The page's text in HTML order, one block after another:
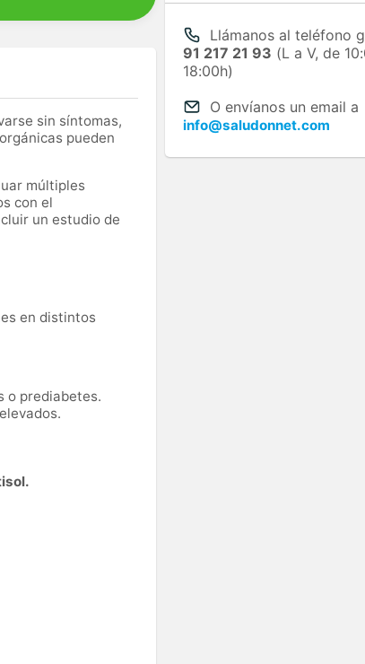
sin síntomas,
pueden
múltiples
con el
un estudio de
en distintos
o prediabetes.
Llámanos al teléfono
91 217 21 93 (L a V, de
18:00h)
O envíanos un email a
info@saludonnet.com